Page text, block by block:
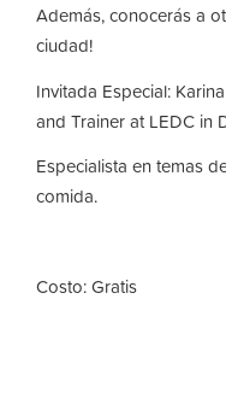
Además, conocerás a
ciudad!
Invitada Especial:
and Trainer at LEDC in
Especialista en temas
comida.
Costo: Gratis